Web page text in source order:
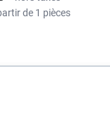
de 1 pièces